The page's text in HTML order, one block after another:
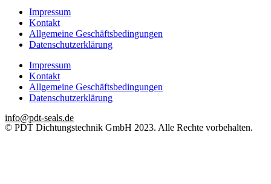
Impressum
Kontakt
Allgemeine Geschäftsbedingungen
Datenschutzerklärung
Impressum
Kontakt
Allgemeine Geschäftsbedingungen
Datenschutzerklärung
info@pdt-seals.de
© PDT Dichtungstechnik GmbH 2023. Alle Rechte vorbehalten.